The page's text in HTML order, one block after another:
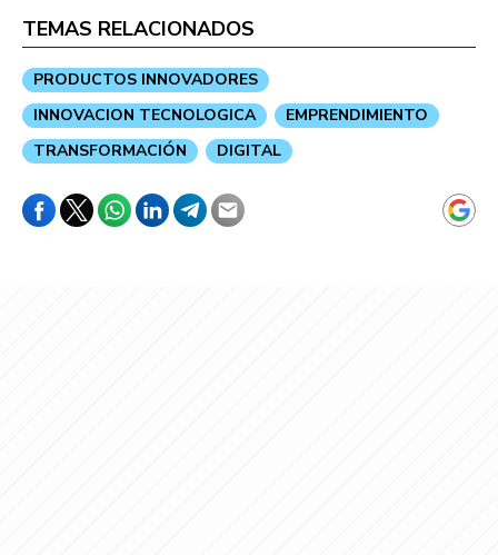
TEMAS RELACIONADOS
PRODUCTOS INNOVADORES
INNOVACION TECNOLOGICA
EMPRENDIMIENTO
TRANSFORMACIÓN
DIGITAL